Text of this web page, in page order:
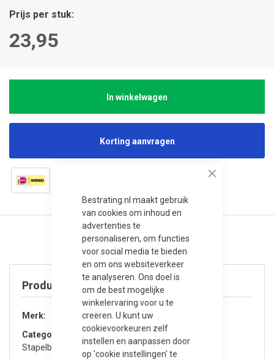
Bestrating.nl maakt gebruik
van cookies om inhoud en
advertenties te
personaliseren, om functies
voor social media te bieden
en om ons websiteverkeer
te analyseren. Ons doel is
om de best mogelijke
winkelervaring voor u te
creëren. U kunt uw
cookievoorkeuren zelf
instellen en aanpassen door
op 'cookie instellingen' te
Prijs per stuk
23,95
In winkelwagen
Korting aanvragen
Product specificaties
Merk
Michel Oprey
Categorie
Stapelblokken en elementen